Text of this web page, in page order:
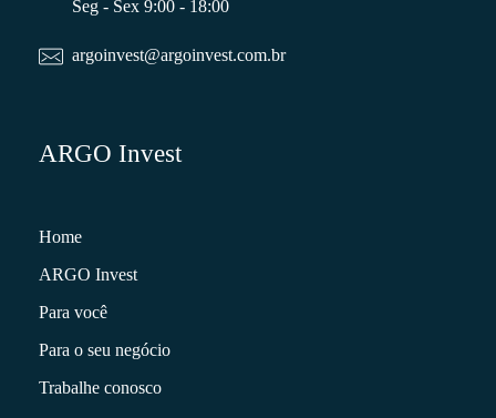
Seg - Sex 9:00 - 18:00
argoinvest@argoinvest.com.br
ARGO Invest
Home
ARGO Invest
Para você
Para o seu negócio
Trabalhe conosco